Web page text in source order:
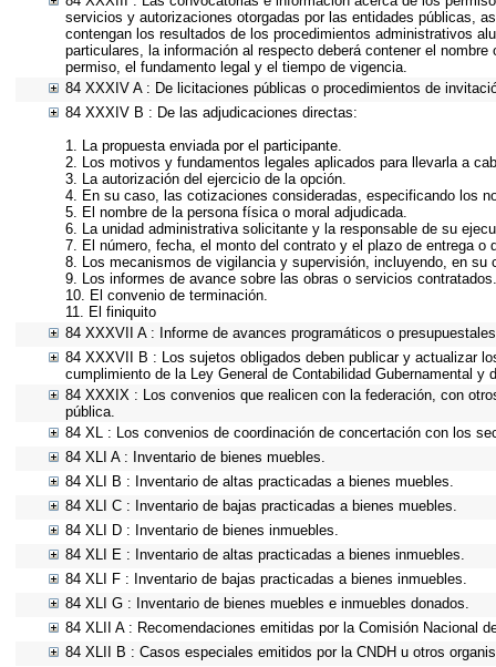
servicios y autorizaciones otorgadas por las entidades públicas,
contengan los resultados de los procedimientos administrativos
particulares, la información al respecto deberá contener el
permiso, el fundamento legal y el tiempo de vigencia.
84 XXXIV A : De licitaciones públicas o procedimientos de
84 XXXIV B : De las adjudicaciones directas:
1. La propuesta enviada por el participante.
2. Los motivos y fundamentos legales aplicados para llevarla a
3. La autorización del ejercicio de la opción.
4. En su caso, las cotizaciones consideradas, especificando los
5. El nombre de la persona física o moral adjudicada.
6. La unidad administrativa solicitante y la responsable de su
7. El número, fecha, el monto del contrato y el plazo de entrega o
8. Los mecanismos de vigilancia y supervisión, incluyendo, en
9. Los informes de avance sobre las obras o servicios contratados.
10. El convenio de terminación.
11. El finiquito
84 XXXVII A : Informe de avances programáticos o
84 XXXVII B : Los sujetos obligados deben publicar y actualizar
cumplimiento de la Ley General de Contabilidad Gubernamental y
84 XXXIX : Los convenios que realicen con la federación, con
pública.
84 XL : Los convenios de coordinación de concertación con los
84 XLI A : Inventario de bienes muebles.
84 XLI B : Inventario de altas practicadas a bienes muebles.
84 XLI C : Inventario de bajas practicadas a bienes muebles.
84 XLI D : Inventario de bienes inmuebles.
84 XLI E : Inventario de altas practicadas a bienes inmuebles.
84 XLI F : Inventario de bajas practicadas a bienes inmuebles.
84 XLI G : Inventario de bienes muebles e inmuebles donados.
84 XLII A : Recomendaciones emitidas por la Comisión Nacional
84 XLII B : Casos especiales emitidos por la CNDH u otros